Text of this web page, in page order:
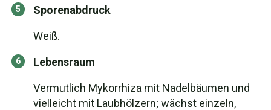
Sporenabdruck
Weiß.
Lebensraum
Vermutlich Mykorrhiza mit Nadelbäumen und
vielleicht mit Laubhölzern; wächst einzeln,